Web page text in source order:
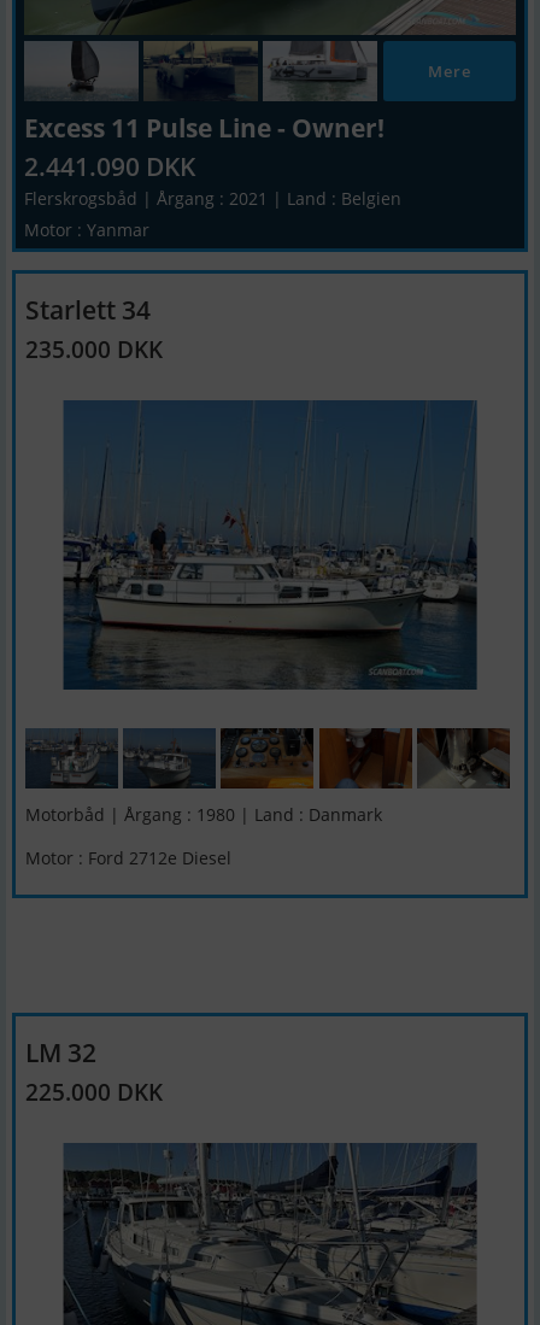
Mere
Excess 11 Pulse Line - Owner!
2.441.090 DKK
Flerskrogsbåd | Årgang : 2021 | Land : Belgien
Motor : Yanmar
Starlett 34
235.000 DKK
Motorbåd | Årgang : 1980 | Land : Danmark
Motor : Ford 2712e Diesel
LM 32
225.000 DKK